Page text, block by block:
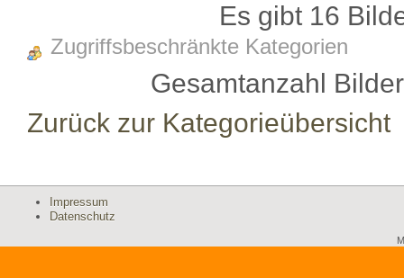
Es gibt 16
Zugriffsbeschränkte Kategorien
Gesamtanzahl
Zurück zur Kategorieübersicht
Impressum
Datenschutz